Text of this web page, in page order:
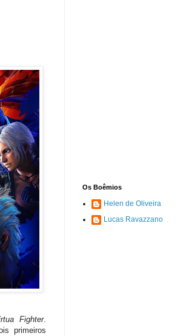
Fighter.
primeiros
Os Boêmios
Helen de Oliveira
Lucas Ravazzano